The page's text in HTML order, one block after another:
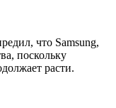
что Samsung,
поскольку
расти.